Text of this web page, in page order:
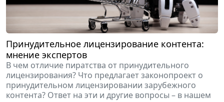
Принудительное лицензирование контента:
мнение экспертов
В чем отличие пиратства от принудительного
лицензирования? Что предлагает законопроект о
принудительном лицензировании зарубежного
контента? Ответ на эти и другие вопросы – в нашем